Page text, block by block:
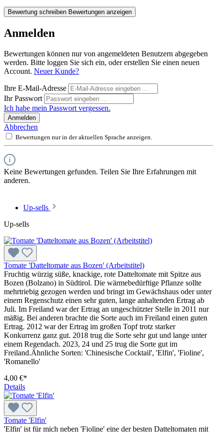
Bewertung schreiben Bewertungen anzeigen
Anmelden
Bewertungen können nur von angemeldeten Benutzern abgegeben
werden. Bitte loggen Sie sich ein, oder erstellen Sie einen neuen
Account. Neuer Kunde?
Ihre E-Mail-Adresse
Ihr Passwort
Ich habe mein Passwort vergessen.
Anmelden
Abbrechen
Bewertungen nur in der aktuellen Sprache anzeigen.
Keine Bewertungen gefunden. Teilen Sie Ihre Erfahrungen mit
anderen.
Up-sells
Up-sells
Tomate 'Datteltomate aus Bozen' (Arbeitstitel)
Fruchtig würzig süße, knackige, rote Datteltomate mit Spitze aus
Bozen (Bolzano) in Südtirol. Die wärmebedürftige Pflanze sollte
mehr­triebig gezogen werden und bringt im Gewächshaus oder unter
einem Regenschutz einen sehr guten, lange anhaltenden Ertrag ab
Juli. Im Freiland war der Ertrag an ungeschützter Stelle in 2011 nur
mäßig. Bei anderen brachte die Sorte auch im Freiland einen guten
Ertrag. 2012 war der Ertrag im großen Topf trotz starker
Konkurrenz ganz gut. 2018 trug die Sorte sehr gut und lange unter
einem Regendach. 2023, 24 und 25 trug die Sorte gut im
Freiland.Ähnliche Sorten: 'Chinesische Cock­tail', 'Elfin', 'Fioline',
'Romanello'
4,00 €*
Details
Tomate 'Elfin'
'Elfin' ist für mich neben 'Fioline' eine der besten Datteltomaten mit